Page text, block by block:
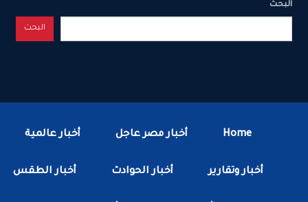
البحث
البحث
Home أخبار مصر عاجل أخبار عالمية
أخبار وتقارير أخبار الحوادث أخبار الطقس